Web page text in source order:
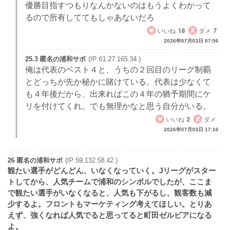
優勝目指すつもりなんかないのはもうよくわかって
るので所有しててもしゃあないだろ
いいね 18 ダメ 7
2026年07月03日 07:56
25.3 匿名の浦和サポ (IP:61.27.165.34 )
俺は代表のベスト４と、うちの２回目のリーグ制覇
とどっちが先か秘かに賭けている。代表は少なくて
も４年後だから、出来ればこの４年の猶予期間にケ
リを付けてくれ。でも無理かなと思う自分がいる。
いいね 2 ダメ
2026年07月03日 17:10
26 匿名の浦和サポ (IP:59.132.58.42 )
観たい選手がどんどん、いなくなっていく。Jリーグがスター
トしてから、人気チームで浦和のシンボルでしたが、ここま
で観たい選手がいなくなると、人気も下がるし、観客数も減
少するよ。フロントもマーケティング考えてほしい。とりあ
えず、強くなれば人気でると思ってると町田ゼルビアになる
よ。